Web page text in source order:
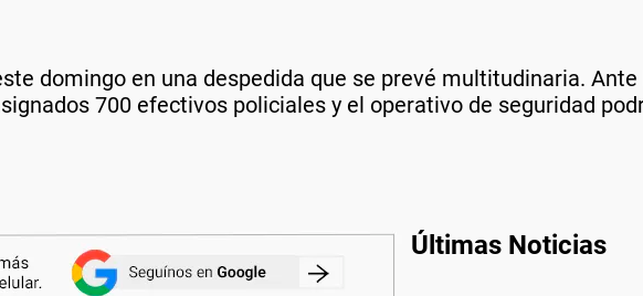
domingo en una despedida que se prevé multitudinaria.
700 efectivos policiales y el operativo de seguridad
Últimas Noticias